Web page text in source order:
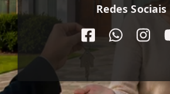
Redes Sociais